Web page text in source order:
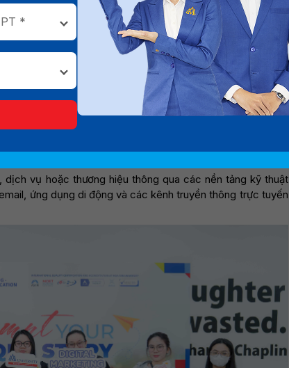
06/2026
được nhiều thí sinh quan tâm khi tìm hiểu về lĩnh vực
tế số. Với sự phát triển mạnh mẽ của mạng xã hội,
số, Digital Marketing không còn đơn thuần là quảng
trọng trong chiến lược tăng trưởng của doanh
những tố chất nào và mang đến cơ hội nghề nghiệp ra
vụ hoặc thương hiệu thông qua các nền tảng kỹ thuật
ứng dụng di động và các kênh truyền thông trực tuyến
*